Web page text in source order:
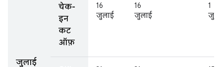
जुलाई
चेक-
इन
कट
ऑफ़
16
जुलाई
16
जुलाई
1